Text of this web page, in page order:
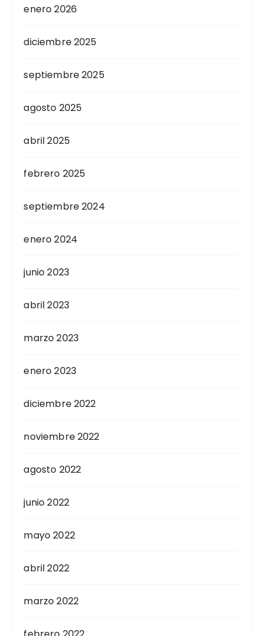
enero 2026
diciembre 2025
septiembre 2025
agosto 2025
abril 2025
febrero 2025
septiembre 2024
enero 2024
junio 2023
abril 2023
marzo 2023
enero 2023
diciembre 2022
noviembre 2022
agosto 2022
junio 2022
mayo 2022
abril 2022
marzo 2022